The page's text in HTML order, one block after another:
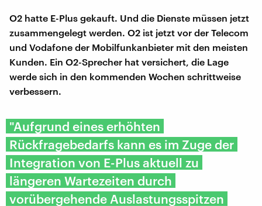
O2 hatte E-Plus gekauft. Und die Dienste müssen jetzt
zusammengelegt werden. O2 ist jetzt vor der Telecom
und Vodafone der Mobilfunkanbieter mit den meisten
Kunden. Ein O2-Sprecher hat versichert, die Lage
werde sich in den kommenden Wochen schrittweise
verbessern.
"Aufgrund eines erhöhten
Rückfragebedarfs kann es im Zuge der
Integration von E-Plus aktuell zu
längeren Wartezeiten durch
vorübergehende Auslastungsspitzen